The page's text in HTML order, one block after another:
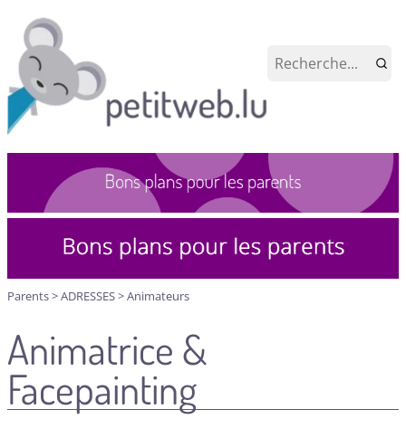
Parents>ADRESSES>Animateurs
Animatrice &
Facepainting